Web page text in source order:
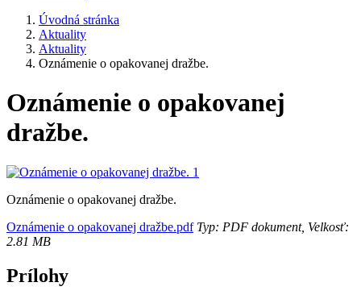
Úvodná stránka
Aktuality
Aktuality
Oznámenie o opakovanej dražbe.
Oznámenie o opakovanej
dražbe.
Oznámenie o opakovanej dražbe.
Oznámenie o opakovanej dražbe.pdfTyp: PDF dokument, Velkosť:
2.81 MB
Prílohy